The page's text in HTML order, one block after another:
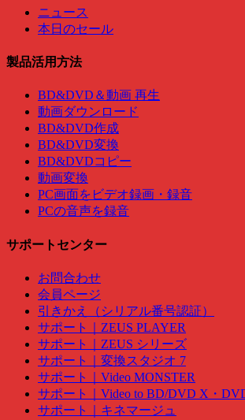
ニュース
本日のセール
製品活用方法
BD&DVD＆動画 再生
動画ダウンロード
BD&DVD作成
BD&DVD変換
BD&DVDコピー
動画変換
PC画面をビデオ録画・録音
PCの音声を録音
サポートセンター
お問合わせ
会員ページ
引きかえ（シリアル番号認証）
サポート｜ZEUS PLAYER
サポート｜ZEUS シリーズ
サポート｜変換スタジオ 7
サポート｜Video MONSTER
サポート｜Video to BD/DVD X・
サポート｜キネマージュ